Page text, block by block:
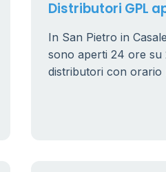
Distributori GPL
In San Pietro in
sono aperti 24 ore su
distributori con orario